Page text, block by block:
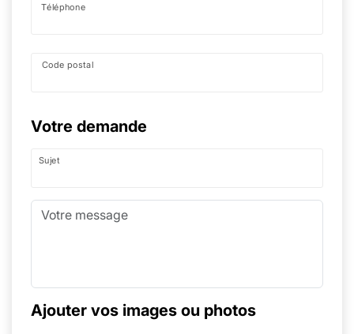
Téléphone
Code postal
Votre demande
Sujet
Ajouter vos images ou photos